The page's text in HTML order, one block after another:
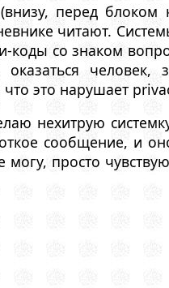
перед блоком
читают.
коды со знаком
что это нарушает
нехитрую
сообщение, и
просто